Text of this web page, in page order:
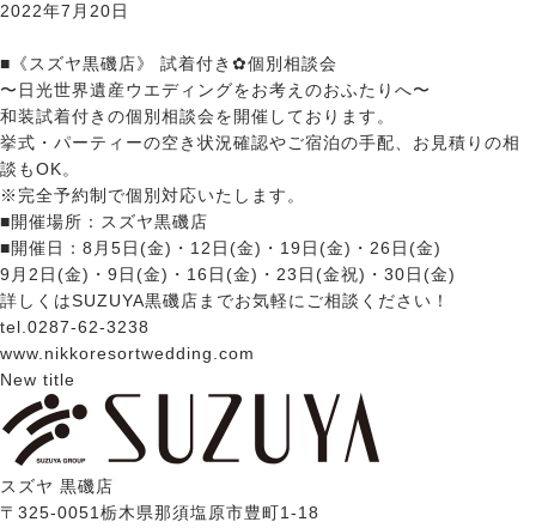
2022年7月20日
■《スズヤ黒磯店》 試着付き✿個別相談会
〜日光世界遺産ウエディングをお考えのおふたりへ〜
和装試着付きの個別相談会を開催しております。
挙式・パーティーの空き状況確認やご宿泊の手配、お見積りの相
談もOK。
※完全予約制で個別対応いたします。
■開催場所：スズヤ黒磯店
■開催日： 8月5日(金)・12日(金)・19日(金)・26日(金)
9月2日(金)・9日(金)・16日(金)・23日(金祝)・30日(金)
詳しくはSUZUYA黒磯店までお気軽にご相談ください！
tel.0287-62-3238
www.nikkoresortwedding.com
New title
スズヤ 黒磯店
〒325-0051栃木県那須塩原市豊町1-18